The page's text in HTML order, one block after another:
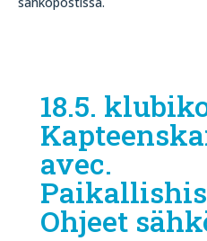
18.5.
avec.
Ohjeet